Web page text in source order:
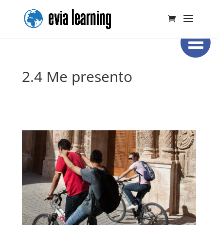
2.4 Me presento